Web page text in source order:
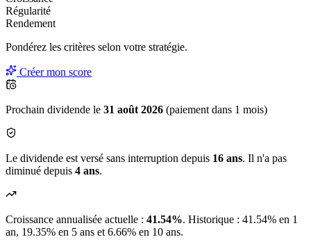
Régularité
Rendement
Pondérez les critères selon votre stratégie.
Créer mon score
Prochain dividende le 31 août 2026 (paiement dans 1 mois)
Le dividende est versé sans interruption depuis 16 ans. Il n'a pas
diminué depuis 4 ans.
Croissance annualisée actuelle : 41.54%. Historique : 41.54% en 1
an, 19.35% en 5 ans et 6.66% en 10 ans.